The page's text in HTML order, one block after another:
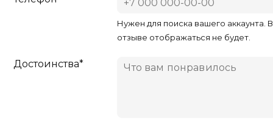
Нужен для поиска вашего аккаунта. В
отзыве отображаться не будет.
Достоинства*